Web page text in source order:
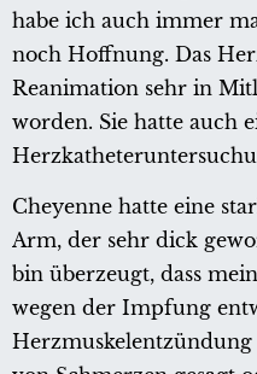
habe ich auch immer
noch Hoffnung. Das
Reanimation sehr in
worden. Sie hatte auch
Cheyenne hatte eine
Arm, der sehr dick
bin überzeugt, dass
wegen der Impfung
Herzmuskelentzündung